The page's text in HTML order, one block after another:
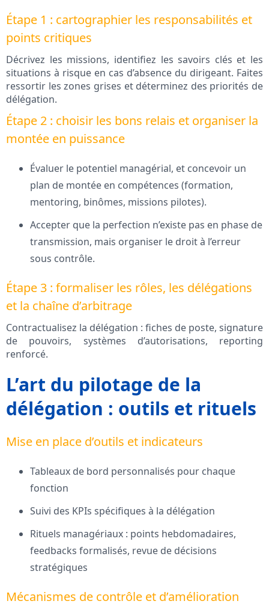
Étape 1 : cartographier les responsabilités et
points critiques
Décrivez les missions, identifiez les savoirs clés et les
situations à risque en cas d’absence du dirigeant. Faites
ressortir les zones grises et déterminez des priorités de
délégation.
Étape 2 : choisir les bons relais et organiser la
montée en puissance
Évaluer le potentiel managérial, et concevoir un
plan de montée en compétences (formation,
mentoring, binômes, missions pilotes).
Accepter que la perfection n’existe pas en phase de
transmission, mais organiser le droit à l’erreur
sous contrôle.
Étape 3 : formaliser les rôles, les délégations
et la chaîne d’arbitrage
Contractualisez la délégation : fiches de poste, signature
de pouvoirs, systèmes d’autorisations, reporting
renforcé.
L’art du pilotage de la
délégation : outils et rituels
Mise en place d’outils et indicateurs
Tableaux de bord personnalisés pour chaque
fonction
Suivi des KPIs spécifiques à la délégation
Rituels managériaux : points hebdomadaires,
feedbacks formalisés, revue de décisions
stratégiques
Mécanismes de contrôle et d’amélioration